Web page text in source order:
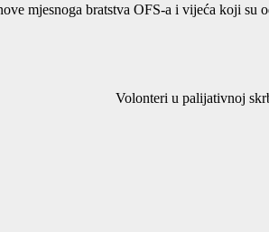
mjesnoga bratstva OFS-a i vijeća koji su
Volonteri u palijativnoj